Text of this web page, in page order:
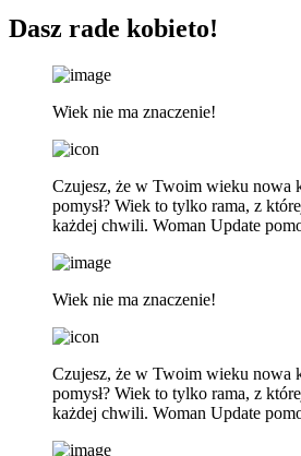
Dasz rade kobieto!
Wiek nie ma znaczenie!
Czujesz, że w Twoim wieku nowa
pomysł? Wiek to tylko rama, z
każdej chwili. Woman Update
Wiek nie ma znaczenie!
Czujesz, że w Twoim wieku nowa
pomysł? Wiek to tylko rama, z
każdej chwili. Woman Update